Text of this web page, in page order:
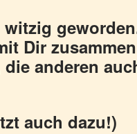
Dir
anderen
auch dazu!)